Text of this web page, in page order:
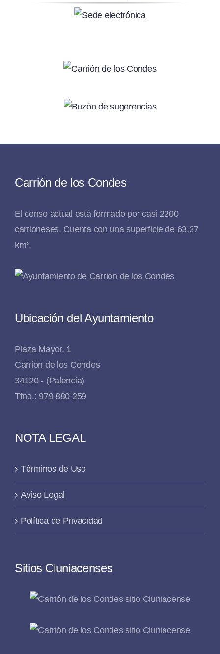
Carrión de los Condes
El censo actual está formado por casi 2200
carrioneses. Cuenta con una superficie de 63,37
km².
Ubicación del Ayuntamiento
Plaza Mayor, 1
Carrión de los Condes
34120 - (Palencia)
Tfno.: 979 880 259
NOTA LEGAL
Términos de Uso
Aviso Legal
Política de Privacidad
Sitios Cluniacenses